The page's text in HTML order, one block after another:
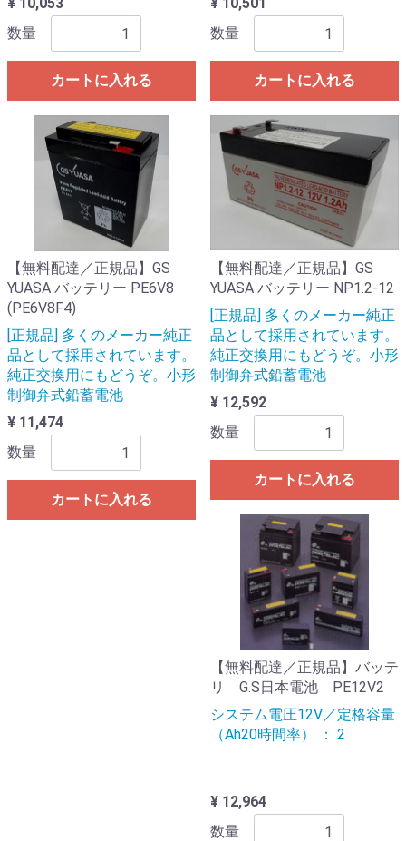
数量
カートに入れる
数量
カートに入れる
【無料配達／正規品】GS
YUASA バッテリー PE6V8
(PE6V8F4)
[正規品] 多くのメーカー純正
品として採用されています。
純正交換用にもどうぞ。小形
制御弁式鉛蓄電池
¥ 11,474
数量
カートに入れる
【無料配達／正規品】GS
YUASA バッテリー NP1.2-12
[正規品] 多くのメーカー純正
品として採用されています。
純正交換用にもどうぞ。小形
制御弁式鉛蓄電池
¥ 12,592
数量
カートに入れる
【無料配達／正規品】バッテ
リ G.S日本電池 PE12V2
システム電圧12V／定格容量
（Ah20時間率） ： 2
¥ 12,964
数量